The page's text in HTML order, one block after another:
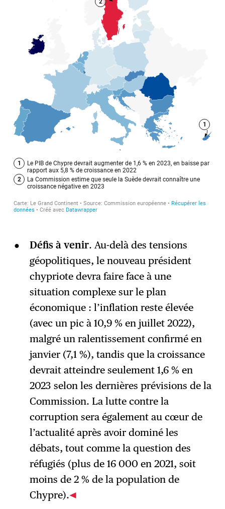
Défis à venir. Au-delà des tensions
géopolitiques, le nouveau président
chypriote devra faire face à une
situation complexe sur le plan
économique : l’inflation reste élevée
(avec un pic à 10,9 % en juillet 2022),
malgré un ralentissement confirmé en
janvier (7,1 %), tandis que la croissance
devrait atteindre seulement 1,6 % en
2023 selon les dernières prévisions de la
Commission. La lutte contre la
corruption sera également au cœur de
l’actualité après avoir dominé les
débats, tout comme la question des
réfugiés (plus de 16 000 en 2021, soit
moins de 2 % de la population de
Chypre).